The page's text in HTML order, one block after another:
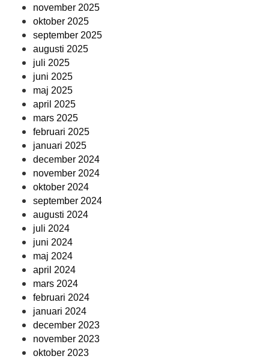
november 2025
oktober 2025
september 2025
augusti 2025
juli 2025
juni 2025
maj 2025
april 2025
mars 2025
februari 2025
januari 2025
december 2024
november 2024
oktober 2024
september 2024
augusti 2024
juli 2024
juni 2024
maj 2024
april 2024
mars 2024
februari 2024
januari 2024
december 2023
november 2023
oktober 2023